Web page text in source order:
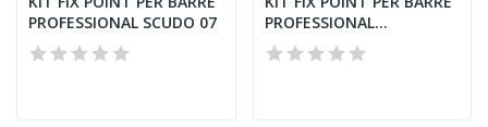
PROFESSIONAL SCUDO 07
PROFESSIONAL...